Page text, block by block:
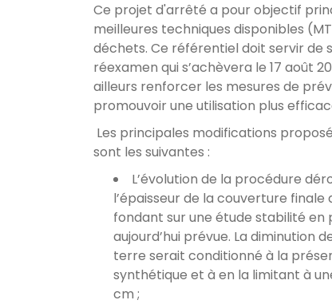
Ce projet d'arrêté a pour objectif
meilleures techniques disponibles
déchets. Ce référentiel doit servir de
réexamen qui s’achèvera le 17 août
ailleurs renforcer les mesures de
promouvoir une utilisation plus
Les principales modifications
sont les suivantes :
L’évolution de la procédure
l’épaisseur de la couverture finale
fondant sur une étude stabilité en
aujourd’hui prévue. La diminution
terre serait conditionné à la
synthétique et à en la limitant à
cm ;